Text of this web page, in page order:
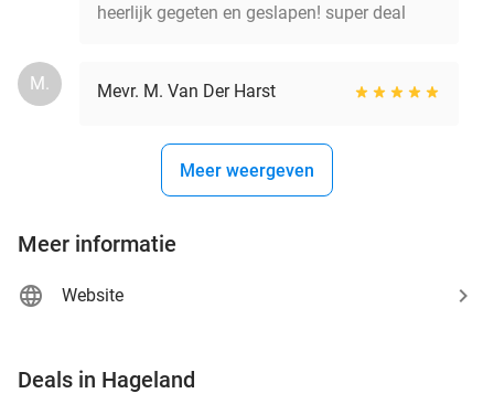
heerlijk gegeten en geslapen! super deal
M. Mevr. M. Van Der Harst
Meer weergeven
Meer informatie
Website
Deals in Hageland